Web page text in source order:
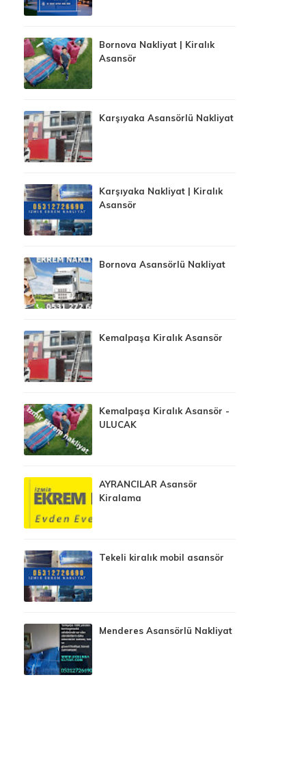
Bornova Nakliyat | Kiralık
Asansör
Karşıyaka Asansörlü Nakliyat
Karşıyaka Nakliyat | Kiralık
Asansör
Bornova Asansörlü Nakliyat
Kemalpaşa Kiralık Asansör
Kemalpaşa Kiralık Asansör -
ULUCAK
AYRANCILAR Asansör
Kiralama
Tekeli kiralık mobil asansör
Menderes Asansörlü Nakliyat